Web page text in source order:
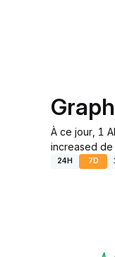
À ce jour, 1
increased de
24H 7D